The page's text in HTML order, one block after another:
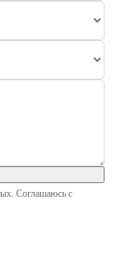
Соглашаюсь с